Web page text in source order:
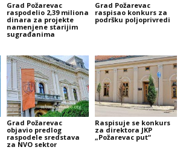
Grad Požarevac
raspodelio 2,39 miliona
dinara za projekte
namenjene starijim
sugrađanima
Grad Požarevac
raspisao konkurs za
podršku poljoprivredi
Grad Požarevac
objavio predlog
raspodele sredstava
za NVO sektor
Raspisuje se konkurs
za direktora JKP
„Požarevac put“